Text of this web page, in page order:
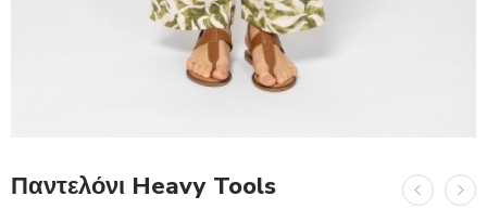
Παντελόνι Heavy Tools